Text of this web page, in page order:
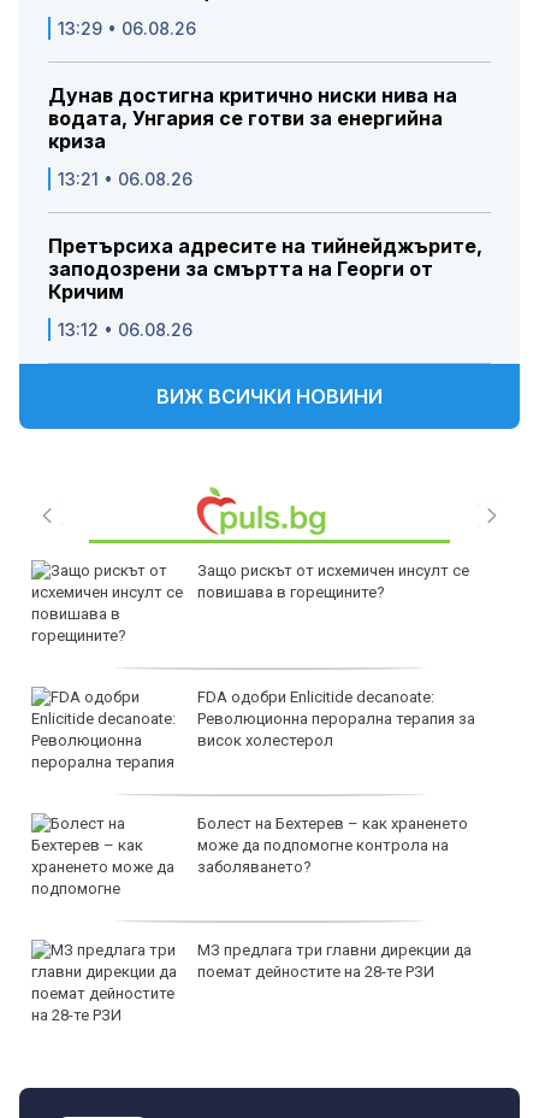
13:29 • 06.08.26
Дунав достигна критично ниски нива на
водата, Унгария се готви за енергийна
криза
13:21 • 06.08.26
Претърсиха адресите на тийнейджърите,
заподозрени за смъртта на Георги от
Кричим
13:12 • 06.08.26
ВИЖ ВСИЧКИ НОВИНИ
Защо рискът от исхемичен инсулт се
повишава в горещините?
FDA одобри Еnlicitide decanoate:
Революционна перорална терапия за
висок холестерол
Болест на Бехтерев – как храненето
може да подпомогне контрола на
заболяването?
МЗ предлага три главни дирекции да
поемат дейностите на 28-те РЗИ